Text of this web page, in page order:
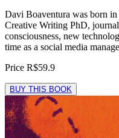
Davi Boaventura was born
Creative Writing PhD,
consciousness, new
time as a social media
Price R$59.9
BUY THIS BOOK